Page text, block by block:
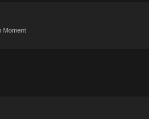
Moment